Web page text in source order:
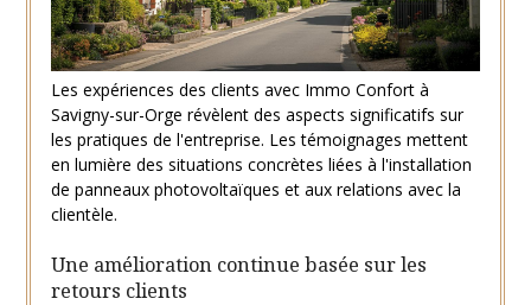
Les expériences des clients avec Immo Confort à
Savigny-sur-Orge révèlent des aspects significatifs sur
les pratiques de l'entreprise. Les témoignages mettent
en lumière des situations concrètes liées à l'installation
de panneaux photovoltaïques et aux relations avec la
clientèle.
Une amélioration continue basée sur les
retours clients